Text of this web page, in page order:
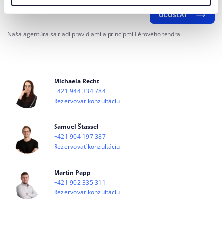
Michaela Recht
+421 944 334 784
Rezervovať konzultáciu
Samuel Štassel
+421 904 197 387
Rezervovať konzultáciu
Martin Papp
+421 902 335 311
Rezervovať konzultáciu
ODOSLAŤ
Naša agentúra sa riadi pravidlami a princípmi Férového tendra.